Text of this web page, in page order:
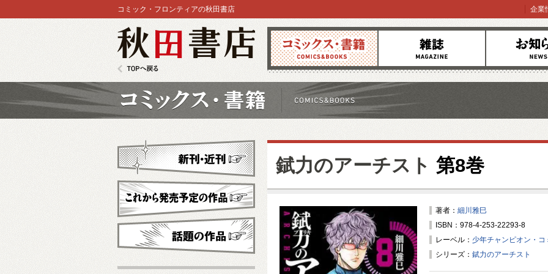
コミックス 雑誌 お知らせ
コミック・フロンティアの秋田書店 企業
錻力のアーチスト 第8巻
著者： 細川雅巳
ISBN：978-4-253-22293-8
レーベル： 少年チャンピオン・
シリーズ： 錻力のアーチスト
新刊・近刊
これから発売予定